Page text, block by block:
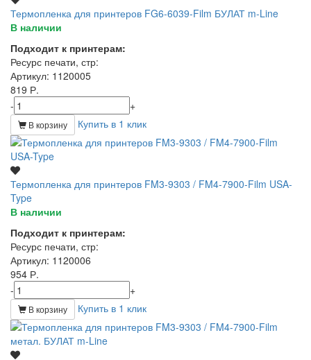
Термопленка для принтеров FG6-6039-Film БУЛАТ m-Line
В наличии
Подходит к принтерам:
Ресурс печати, стр:
Артикул: 1120005
819 Р.
-
+
В корзину Купить в 1 клик
Термопленка для принтеров FM3-9303 / FM4-7900-Film USA-
Type
В наличии
Подходит к принтерам:
Ресурс печати, стр:
Артикул: 1120006
954 Р.
-
+
В корзину Купить в 1 клик